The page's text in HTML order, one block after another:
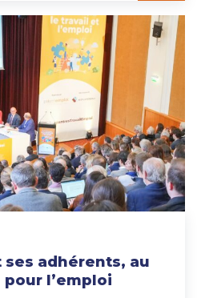
ses adhérents, au
l’emploi